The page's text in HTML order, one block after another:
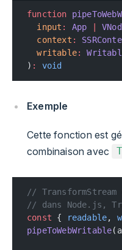
function
  input
: App
  context
:
  writable
:
) : void
Exemple
Cette fonction est
combinaison avec
//
// dans Node.js,
const { readable,
pipeToWebWritable